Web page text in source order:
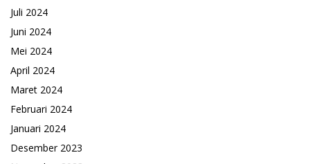
Juli 2024
Juni 2024
Mei 2024
April 2024
Maret 2024
Februari 2024
Januari 2024
Desember 2023